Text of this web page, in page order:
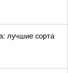
лучшие сорта